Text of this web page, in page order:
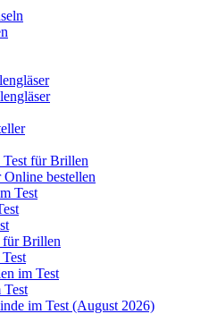
Test für Brillen
bestellen
Test
für Brillen
im Test
im Test (August 2026)